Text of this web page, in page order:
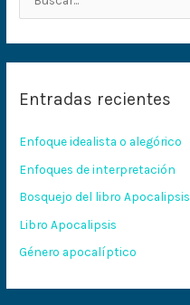
a
p
o
r
:
Entradas recientes
Enfoque idealista o alegórico
Enfoques de interpretación
Bosquejo del libro Apocalipsis
Libro Apocalipsis
Género apocalíptico